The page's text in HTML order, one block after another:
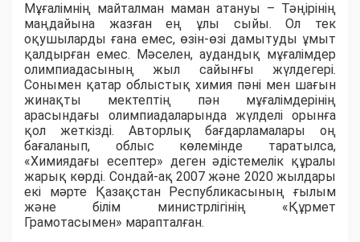
Мұғалімнің майталман маман атануы – Тәңірінің
маңдайына жазған ең ұлы сыйы. Ол тек
оқушыларды ғана емес, өзін-өзі дамытуды ұмыт
қалдырған емес. Мәселен, аудандық мұғалімдер
олимпиадасының жыл сайынғы жүлдегері.
Сонымен қатар облыстық химия пәні мен шағын
жинақты мектептің пән мұғалімдерінің
арасындағы олимпиадаларында жүлделі орынға
қол жеткізді. Авторлық бағдарламалары оң
бағаланып, облыс көлемінде таратылса,
«Химиядағы есептер» деген әдістемелік құралы
жарық көрді. Сондай-ақ 2007 және 2020 жылдары
екі мәрте Қазақстан Республикасының ғылым
және білім министрлігінің «Құрмет
Грамотасымен» марапталған.